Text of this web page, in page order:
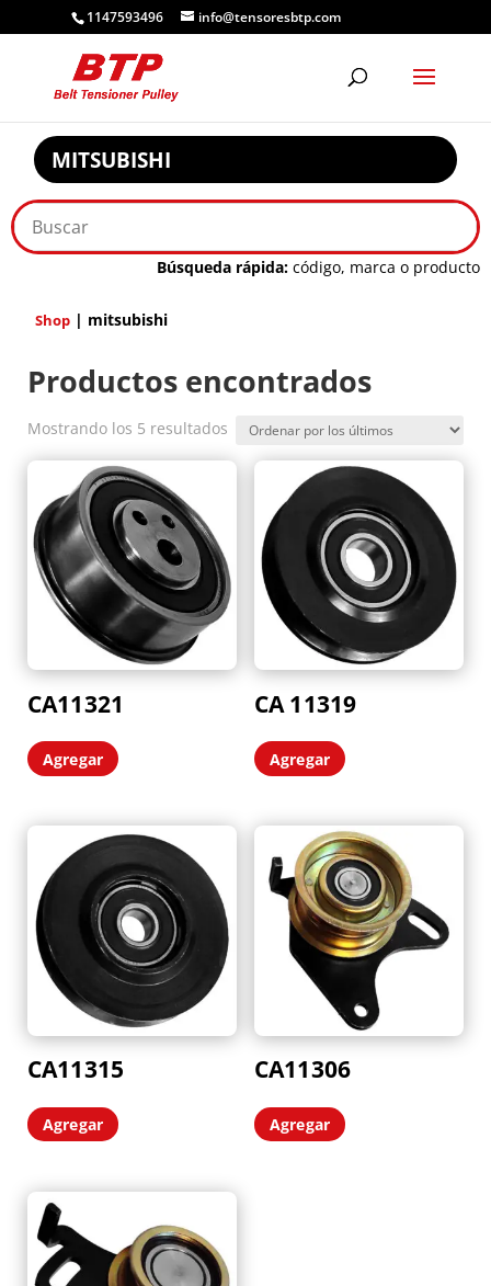
1147593496 info@tensoresbtp.com
MITSUBISHI
Búsqueda rápida: código, marca o producto
Shop | mitsubishi
Productos encontrados
Mostrando los 5 resultados Ordenado
últimos
CA11321
Agregar
CA 11319
Agregar
CA11315
Agregar
CA11306
Agregar